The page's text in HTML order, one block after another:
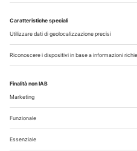
©2026 Edra S.p.a |
| Tel. 02/881841 | Sede
20134 Milano (Italy)
Registrazione Tribunale di
5/05/2022